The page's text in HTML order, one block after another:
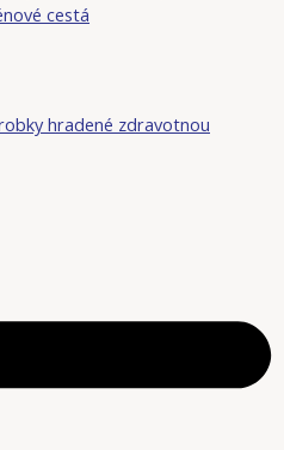
cestá
hradené zdravotnou